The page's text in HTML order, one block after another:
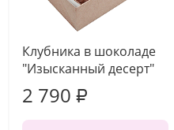
Клубника в шоколаде
"Изысканный десерт"
2 790 ₽